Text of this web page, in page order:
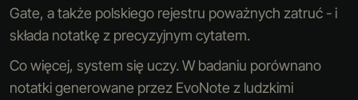
Gate, a także polskiego rejestru poważnych zatruć - i
składa notatkę z precyzyjnym cytatem.
Co więcej, system się uczy. W badaniu porównano
notatki generowane przez EvoNote z ludzkimi